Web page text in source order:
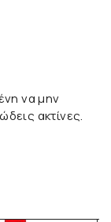
να μην
ακτίνες.